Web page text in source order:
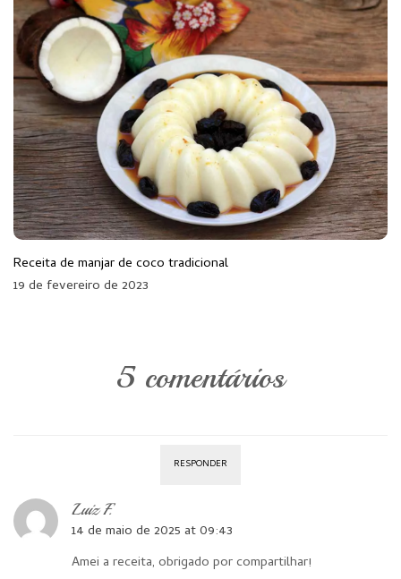
Receita de manjar de coco tradicional
19 de fevereiro de 2023
5 comentários
RESPONDER
Luiz F.
14 de maio de 2025 at 09:43
Amei a receita, obrigado por compartilhar!